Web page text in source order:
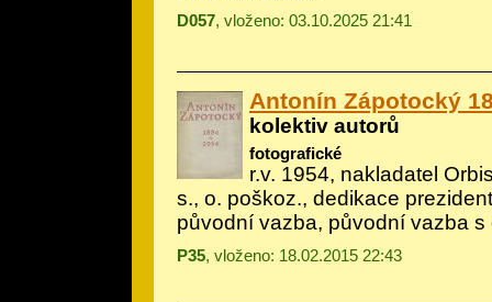
D057, vloženo: 03.10.2025 21:41
Antonín Zápotocký
kolektiv autorů
fotografické
r.v. 1954, nakladatel
s., o. poškoz., dedikace
původní vazba, původní vazba s
P35, vloženo: 18.02.2015 22:43